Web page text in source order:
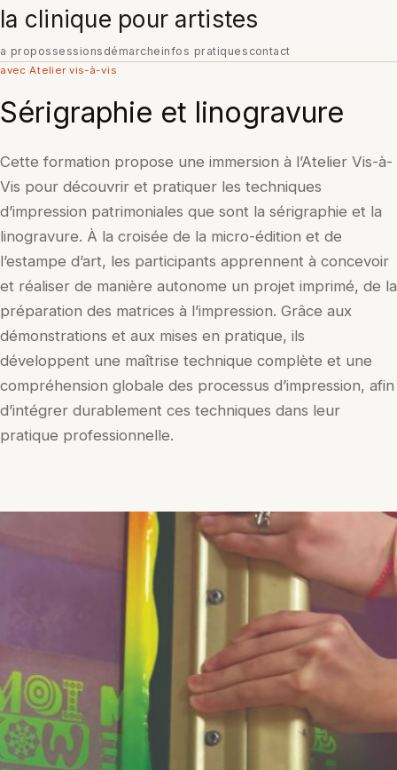
la clinique pour artistes
a propos sessions démarche infos pratiques contact
avec Atelier vis-à-vis
Sérigraphie et linogravure
Cette formation propose une immersion à l’Atelier Vis-à-
Vis pour découvrir et pratiquer les techniques
d’impression patrimoniales que sont la sérigraphie et la
linogravure. À la croisée de la micro-édition et de
l’estampe d’art, les participants apprennent à concevoir
et réaliser de manière autonome un projet imprimé, de la
préparation des matrices à l’impression. Grâce aux
démonstrations et aux mises en pratique, ils
développent une maîtrise technique complète et une
compréhension globale des processus d’impression, afin
d’intégrer durablement ces techniques dans leur
pratique professionnelle.